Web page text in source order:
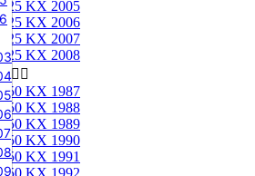
125 KX 2005
125 KX 2006
125 KX 2007
125 KX 2008
 
250 KX 1987
250 KX 1988
250 KX 1989
250 KX 1990
250 KX 1991
250 KX 1992